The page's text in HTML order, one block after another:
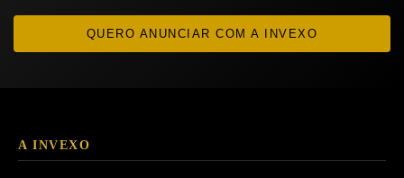
QUERO ANUNCIAR COM A INVEXO
A INVEXO